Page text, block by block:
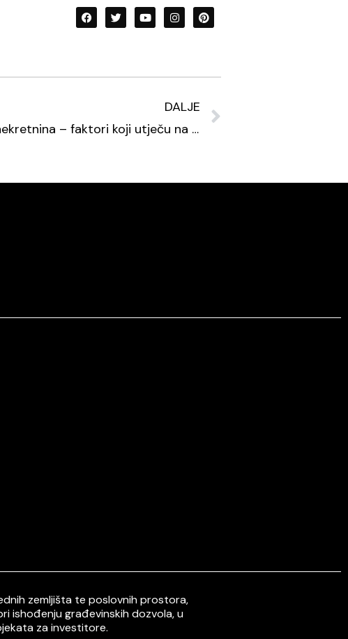
DALJE
Kako se procjenjuje nekretnina – faktori koji utječu na cijenu
zemljišta te poslovnih prostora,
ishođenju građevinskih dozvola, u
za investitore.